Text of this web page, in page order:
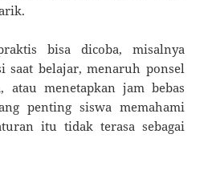
bisa dicoba, misalnya
saat belajar, menaruh ponsel
atau menetapkan jam bebas
penting siswa memahami
itu tidak terasa sebagai